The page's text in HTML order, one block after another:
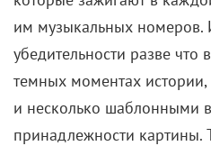
им музыкальных номеров.
убедительности разве что
темных моментах
и несколько шаблонными
принадлежности